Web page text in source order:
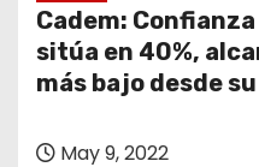
Cadem:
sitúa en 40%,
más bajo desde
May 9, 2022